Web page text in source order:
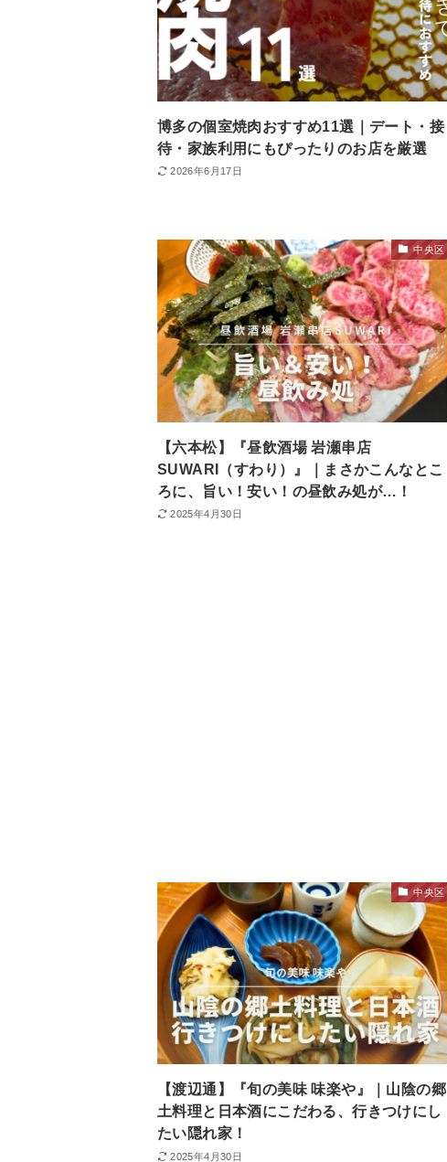
博多の個室焼肉おすすめ11選｜デート・接
待・家族利用にもぴったりのお店を厳選
2026年6月17日
中央区
【六本松】『昼飲酒場 岩瀬串店
SUWARI（すわり）』｜まさかこんなとこ
ろに、旨い！安い！の昼飲み処が…！
2025年4月30日
中央区
【渡辺通】『旬の美味 味楽や』｜山陰の郷
土料理と日本酒にこだわる、行きつけにし
たい隠れ家！
2025年4月30日